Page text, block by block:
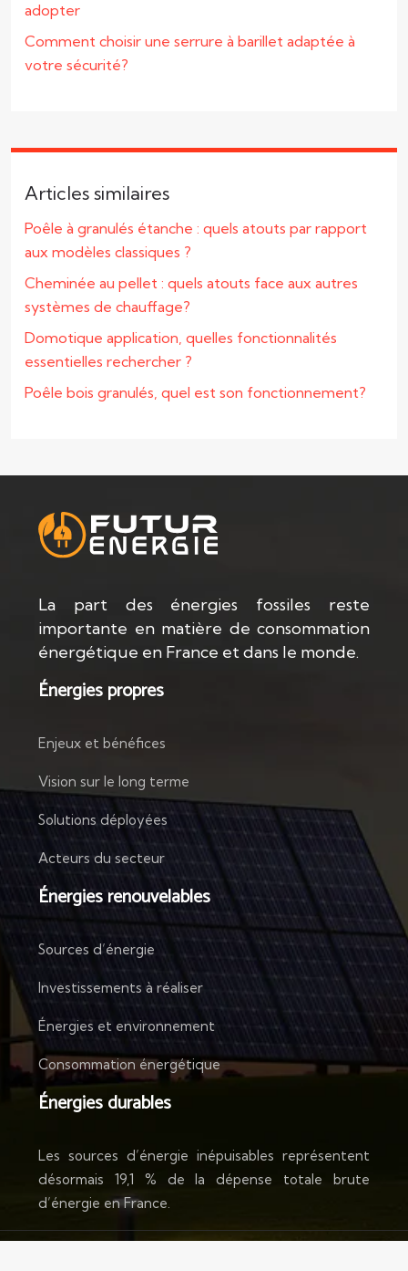
adopter
Comment choisir une serrure à barillet adaptée à
votre sécurité?
Articles similaires
Poêle à granulés étanche : quels atouts par rapport
aux modèles classiques ?
Cheminée au pellet : quels atouts face aux autres
systèmes de chauffage?
Domotique application, quelles fonctionnalités
essentielles rechercher ?
Poêle bois granulés, quel est son fonctionnement?
La part des énergies fossiles reste
importante en matière de consommation
énergétique en France et dans le monde.
Énergies propres
Enjeux et bénéfices
Vision sur le long terme
Solutions déployées
Acteurs du secteur
Énergies renouvelables
Sources d’énergie
Investissements à réaliser
Énergies et environnement
Consommation énergétique
Énergies durables
Les sources d’énergie inépuisables représentent
désormais 19,1 % de la dépense totale brute
d’énergie en France.